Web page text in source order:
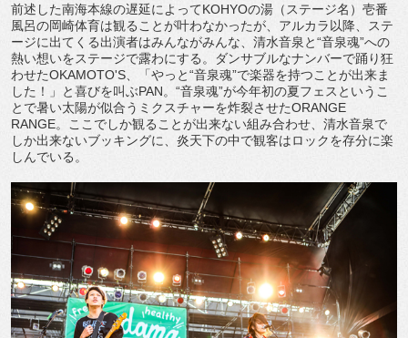
前述した南海本線の遅延によってKOHYOの湯（ステージ名）壱番
風呂の岡崎体育は観ることが叶わなかったが、アルカラ以降、ステ
ージに出てくる出演者はみんながみんな、清水音泉と“音泉魂”への
熱い想いをステージで露わにする。ダンサブルなナンバーで踊り狂
わせたOKAMOTO'S、「やっと“音泉魂”で楽器を持つことが出来ま
した！」と喜びを叫ぶPAN。“音泉魂”が今年初の夏フェスというこ
とで暑い太陽が似合うミクスチャーを炸裂させたORANGE
RANGE。ここでしか観ることが出来ない組み合わせ、清水音泉で
しか出来ないブッキングに、炎天下の中で観客はロックを存分に楽
しんでいる。